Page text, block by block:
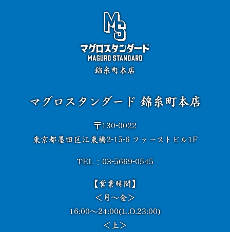
錦糸町本店
マグロスタンダード 錦糸町本店
〒130-0022
東京都墨田区江東橋2-15-6 ファーストビル1F
TEL：03-5669-0545
【営業時間】
＜月～金＞
16:00～24:00(L.O.23:00)
＜土＞